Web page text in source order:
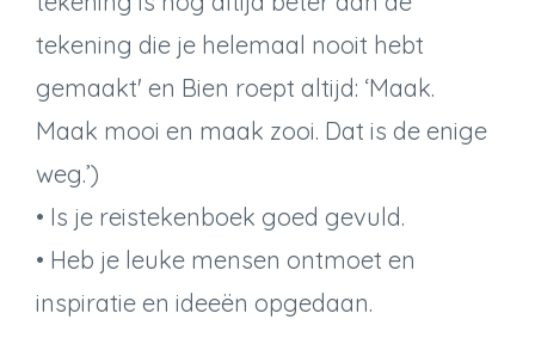
tekening die je helemaal nooit hebt
gemaakt' en Bien roept altijd: ‘Maak.
Maak mooi en maak zooi. Dat is de enige
weg.’)
• Is je reistekenboek goed gevuld.
• Heb je leuke mensen ontmoet en
inspiratie en ideeën opgedaan.